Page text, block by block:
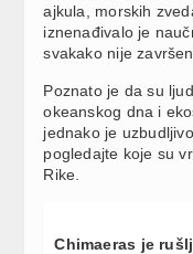
ajkula, morskih
iznenađivalo je
svakako nije
Poznato je da su
okeanskog dna i
jednako je
pogledajte koje su
Rike.
Chimaeras je